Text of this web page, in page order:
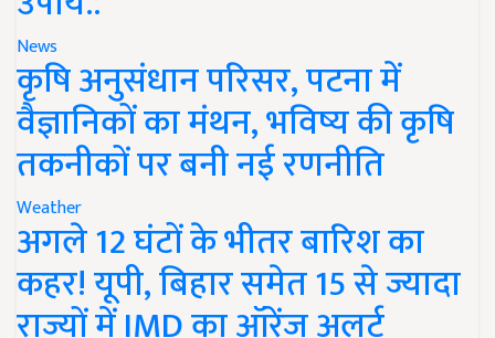
News
कृषि अनुसंधान परिसर, पटना में
वैज्ञानिकों का मंथन, भविष्य की कृषि
तकनीकों पर बनी नई रणनीति
Weather
अगले 12 घंटों के भीतर बारिश का
कहर! यूपी, बिहार समेत 15 से ज्यादा
राज्यों में IMD का ऑरेंज अलर्ट